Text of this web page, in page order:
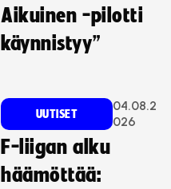
Aikuinen -pilotti
käynnistyy”
UUTISET
04.08.2
026
F-liigan alku
häämöttää: